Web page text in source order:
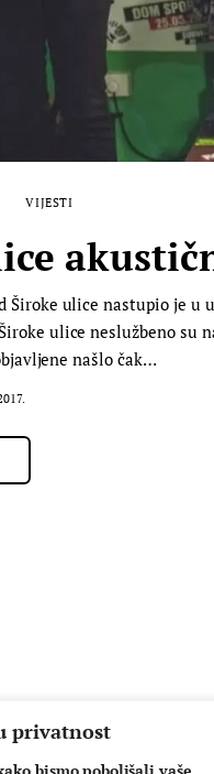
privatnost
VIJESTI
Široke ulice nastupio je u
ulice neslužbeno su
našlo čak…